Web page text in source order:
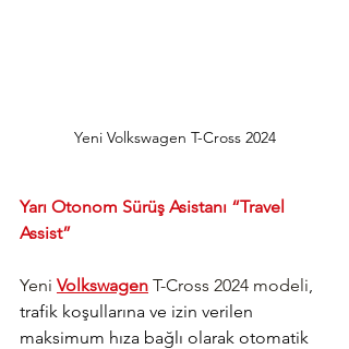
Yeni Volkswagen T-Cross 2024
Yarı Otonom Sürüş Asistanı “Travel
Assist”
Yeni Volkswagen T-Cross 2024 modeli,
trafik koşullarına ve izin verilen
maksimum hıza bağlı olarak otomatik